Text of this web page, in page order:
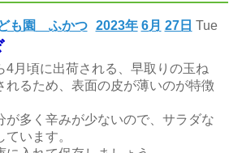
2023年 6月 27日 Tue
も園 ふかつ
4月頃に出荷される、早取りの玉ね
れるため、表面の皮が薄いのが特徴
が多く辛みが少ないので、サラダな
います。